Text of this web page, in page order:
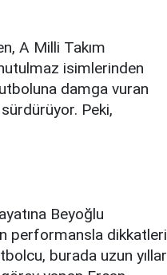
A Milli Takım
isimlerinden
damga vuran
Peki,
Beyoğlu
performansla dikkatleri
burada uzun yıllar